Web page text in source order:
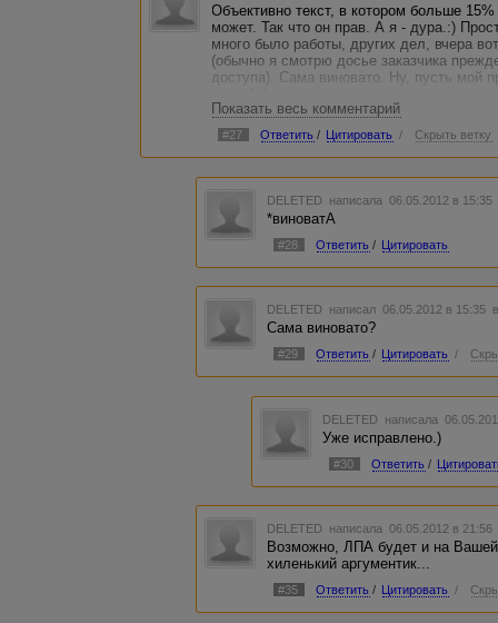
Объективно текст, в котором больше
может. Так что он прав. А я - дура.:)
много было работы, других дел, вчера
(обычно я смотрю досье заказчика
доступа). Сама виновато. Ну, пусть мой
Показать весь комментарий
#27 Ответить / Цитировать / Скрыть ветку
DELETED написала 06.05.2012 в
*виноватА
#28 Ответить / Цитировать
DELETED написал 06.05.2012 в 15:35
Сама виновато?
#29 Ответить / Цитировать /
DELETED написала
Уже исправлено.)
#30 Ответить /
DELETED написала 06.05.2012 в
Возможно, ЛПА будет и на Вашей
хиленький аргументик...
#35 Ответить / Цитировать /